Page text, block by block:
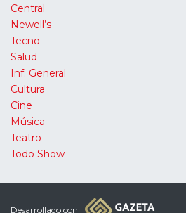
Central
Newell’s
Tecno
Salud
Inf. General
Cultura
Cine
Música
Teatro
Todo Show
Desarrollado con